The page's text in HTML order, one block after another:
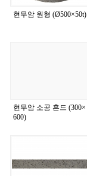
현무암 원형 (Ø500×50t)
현무암 소공 혼드 (300×
600)